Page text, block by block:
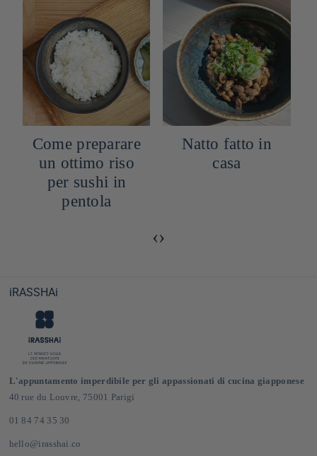
Come preparare
un ottimo riso
per sushi in
pentola
Natto fatto in
casa
‹›
iRASSHAi
L'appuntamento imperdibile per gli appassionati di cucina giapponese
40 rue du Louvre, 75001 Parigi
01 84 74 35 30
hello@irasshai.co